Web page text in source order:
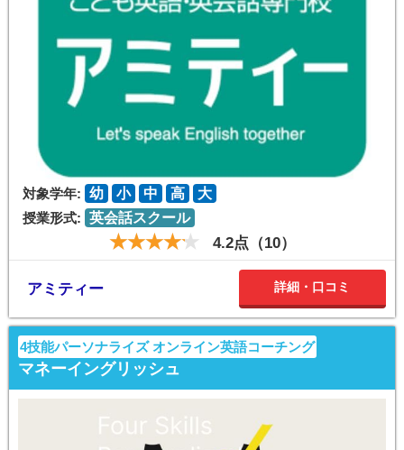
対象学年: 幼 小 中 高
大
授業形式: 英会話スクール
4.2点（10）
アミティー 詳細・口コミ
4技能パーソナライズ オンライン英語コーチング
マネーイングリッシュ